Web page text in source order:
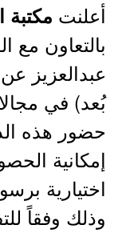
أعلنت مكتبة
بالتعاون مع
بُعد) في
حضور هذه
إمكانية
اختيارية
وذلك وفقاً